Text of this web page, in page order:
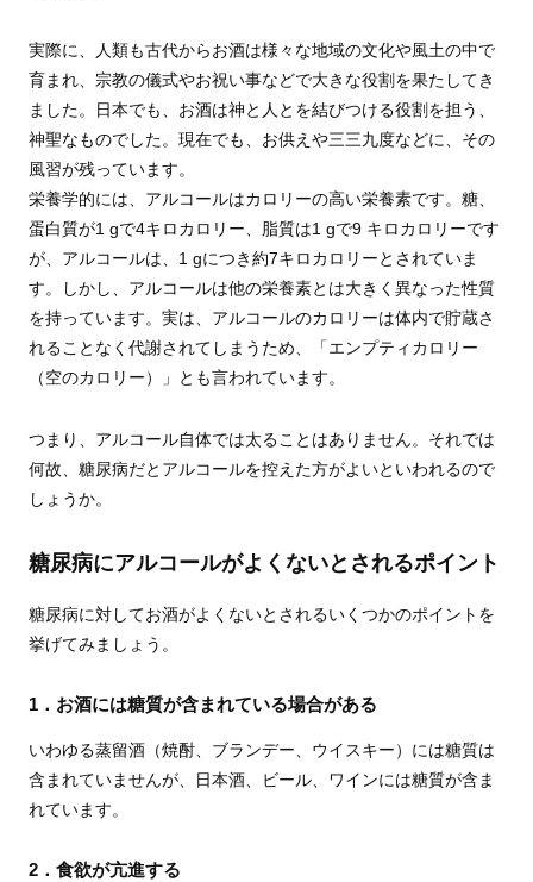
実際に、人類も古代からお酒は様々な地域の文化や風土の中で
育まれ、宗教の儀式やお祝い事などで大きな役割を果たしてき
ました。日本でも、お酒は神と人とを結びつける役割を担う、
神聖なものでした。現在でも、お供えや三三九度などに、その
風習が残っています。
栄養学的には、アルコールはカロリーの高い栄養素です。糖、
蛋白質が1 gで4キロカロリー、脂質は1 gで9 キロカロリーです
が、アルコールは、1 gにつき約7キロカロリーとされていま
す。しかし、アルコールは他の栄養素とは大きく異なった性質
を持っています。実は、アルコールのカロリーは体内で貯蔵さ
れることなく代謝されてしまうため、「エンプティカロリー
（空のカロリー）」とも言われています。
つまり、アルコール自体では太ることはありません。それでは
何故、糖尿病だとアルコールを控えた方がよいといわれるので
しょうか。
糖尿病にアルコールがよくないとされるポイント
糖尿病に対してお酒がよくないとされるいくつかのポイントを
挙げてみましょう。
1．お酒には糖質が含まれている場合がある
いわゆる蒸留酒（焼酎、ブランデー、ウイスキー）には糖質は
含まれていませんが、日本酒、ビール、ワインには糖質が含ま
れています。
2．食欲が亢進する